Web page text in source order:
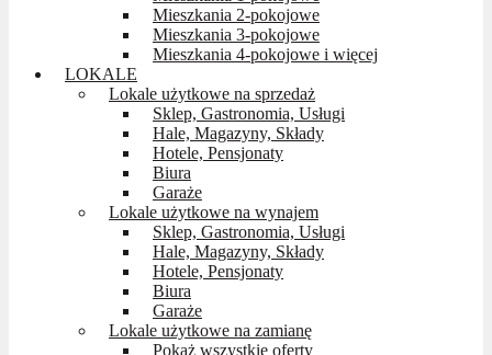
Mieszkania 2-pokojowe
Mieszkania 3-pokojowe
Mieszkania 4-pokojowe i więcej
LOKALE
Lokale użytkowe na sprzedaż
Sklep, Gastronomia, Usługi
Hale, Magazyny, Składy
Hotele, Pensjonaty
Biura
Garaże
Lokale użytkowe na wynajem
Sklep, Gastronomia, Usługi
Hale, Magazyny, Składy
Hotele, Pensjonaty
Biura
Garaże
Lokale użytkowe na zamianę
Pokaż wszystkie oferty